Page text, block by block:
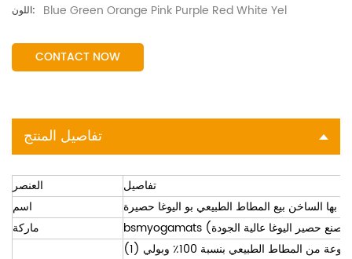
اللون: Blue Green Orange Pink Purple Red White Yel
CONTACT NOW
تفاصيل المنتج
العنصر
تفاصيل
اسم
بها الساخن بيع المطاط الطبيعي بو اليوغا حصيرة
ماركة
bsmyogamats مصنع حصير اليوغا
(1) سجادة اليوغا المصنوعة من المطاط الطبيعي مصنوعة من المطاط الطبيعي بنسبة 100٪ وبولي